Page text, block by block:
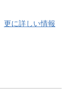
更に詳しい情報